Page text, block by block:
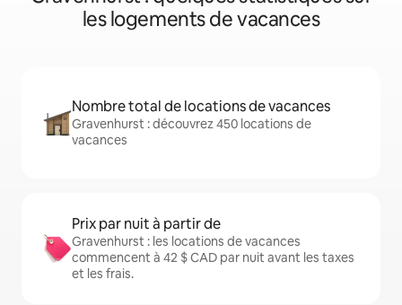
les logements de vacances
Nombre total de locations de vacances
Gravenhurst : découvrez 450 locations de
vacances
Prix par nuit à partir de
Gravenhurst : les locations de vacances
commencent à 42 $ CAD par nuit avant les taxes
et les frais.